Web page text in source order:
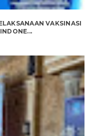
VAKSINASI